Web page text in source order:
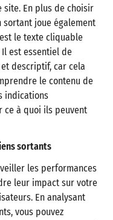
En plus de choisir
sortant joue également
le texte cliquable
est essentiel de
descriptif, car cela
le contenu de
indications
ce à quoi ils peuvent
sortants
les performances
leur impact sur votre
En analysant
vous pouvez